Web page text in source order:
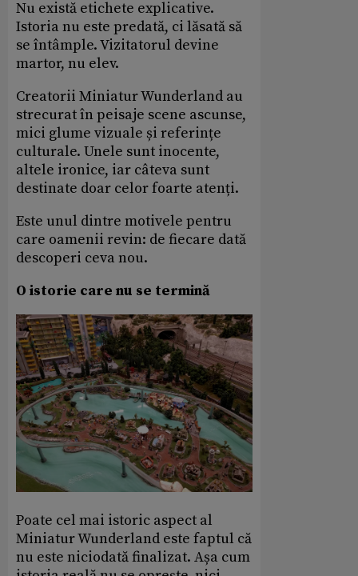
Nu există etichete explicative.
Istoria nu este predată, ci lăsată să
se întâmple. Vizitatorul devine
martor, nu elev.
Creatorii Miniatur Wunderland au
strecurat în peisaje scene ascunse,
mici glume vizuale și referințe
culturale. Unele sunt inocente,
altele ironice, iar câteva sunt
destinate doar celor foarte atenți.
Este unul dintre motivele pentru
care oamenii revin: de fiecare dată
descoperi ceva nou.
O istorie care nu se termină
Poate cel mai istoric aspect al
Miniatur Wunderland este faptul că
nu este niciodată finalizat. Așa cum